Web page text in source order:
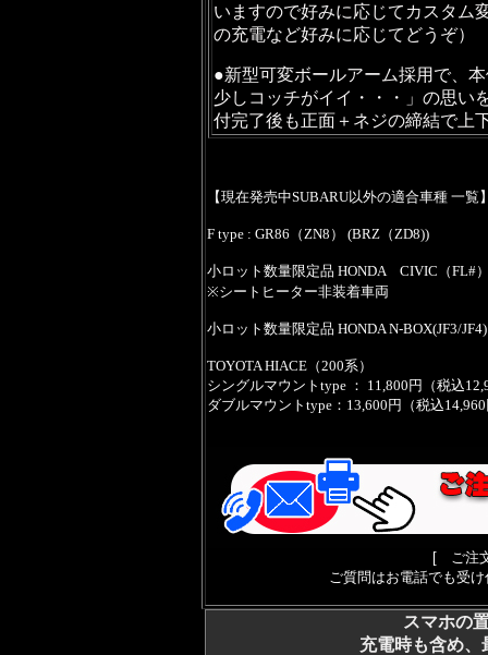
いますので好みに応じてカスタ
の充電など好みに応じてどうぞ）
●新型可変ボールアーム採用で、
少しコッチがイイ・・・」の思い
付完了後も正面＋ネジの締結で上
【現在発売中SUBARU以外の適合車種 一覧
F type : GR86（ZN8） (BRZ（ZD8))
小ロット数量限定品 HONDA CIVIC（FL#
※シートヒーター非装着車両
小ロット数量限定品 HONDA N-BOX(JF3/
TOYOTA HIACE（200系）
シングルマウントtype ： 11,800円（税込
ダブルマウントtype：13,600円（税込
[ ご注
ご質問はお電話でも受
スマホの
充電時も含め、